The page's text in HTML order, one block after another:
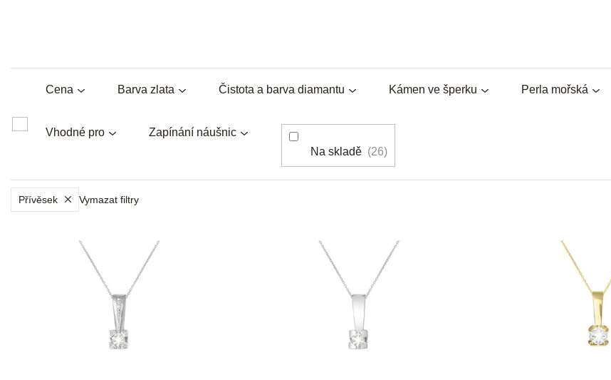
Barva zlata Čistota a barva diamantu Kámen ve šperku Perla mořská
Vhodné pro Zapínání náušnic
Cena
Na skladě 26
Přívěsek Vymazat filtry